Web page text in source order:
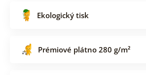
Ekologický tisk
Prémiové plátno 280 g/m²